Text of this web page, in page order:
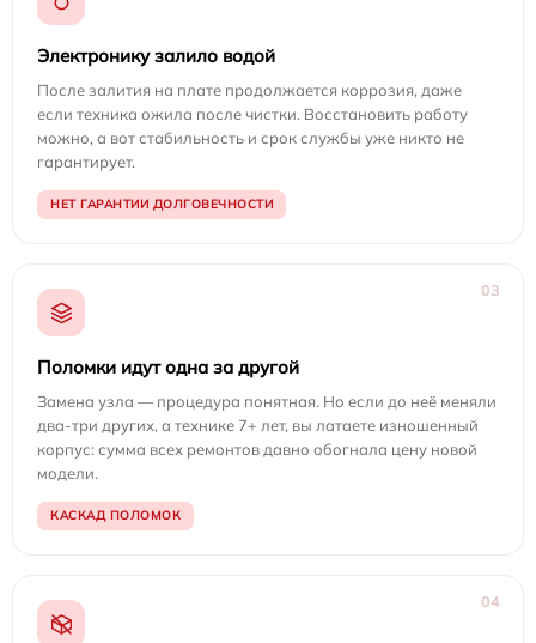
Электронику залило водой
После залития на плате продолжается коррозия, даже
если техника ожила после чистки. Восстановить работу
можно, а вот стабильность и срок службы уже никто не
гарантирует.
НЕТ ГАРАНТИИ ДОЛГОВЕЧНОСТИ
03
Поломки идут одна за другой
Замена узла — процедура понятная. Но если до неё меняли
два-три других, а технике 7+ лет, вы латаете изношенный
корпус: сумма всех ремонтов давно обогнала цену новой
модели.
КАСКАД ПОЛОМОК
04